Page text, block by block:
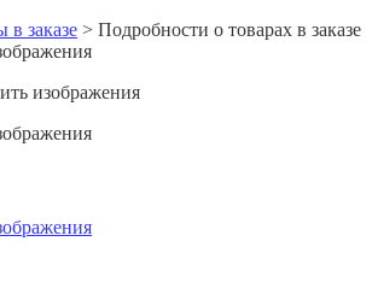
в заказе > Подробности о товарах в заказе